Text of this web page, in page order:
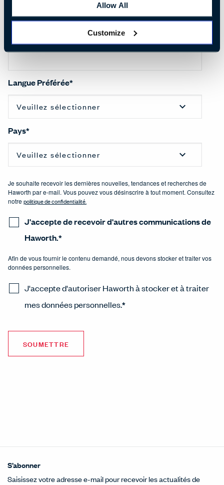
Allow All
Customize
Langue Préférée*
Pays*
Je souhaite recevoir les dernières nouvelles, tendances et recherches de
Haworth par e-mail. Vous pouvez vous désinscrire à tout moment. Consultez
notrepolitique de confidentialité.
J'accepte de recevoir d'autres communications de
Haworth.*
Afin de vous fournir le contenu demandé, nous devons stocker et traiter vos
données personnelles.
J'accepte d'autoriser Haworth à stocker et à traiter
mes données personnelles.*
S’abonner
Saisissez votre adresse e-mail pour recevoir les actualités de